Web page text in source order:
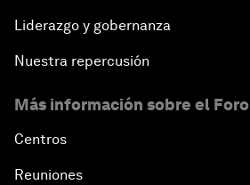
Liderazgo y gobernanza
Nuestra repercusión
Más información sobre el Foro
Centros
Reuniones